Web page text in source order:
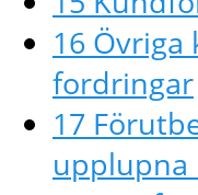
16
fordringar
17